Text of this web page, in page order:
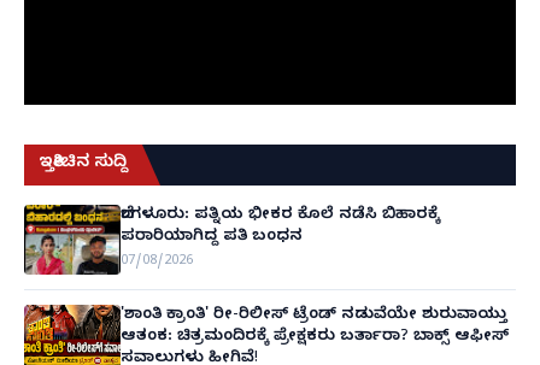
ಇತ್ತೀಚಿನ ಸುದ್ದಿ
ಬೆಂಗಳೂರು: ಪತ್ನಿಯ ಭೀಕರ ಕೊಲೆ ನಡೆಸಿ ಬಿಹಾರಕ್ಕೆ
ಪರಾರಿಯಾಗಿದ್ದ ಪತಿ ಬಂಧನ
07/08/2026
'ಶಾಂತಿ ಕ್ರಾಂತಿ' ರೀ-ರಿಲೀಸ್ ಟ್ರೆಂಡ್ ನಡುವೆಯೇ ಶುರುವಾಯ್ತು
ಆತಂಕ: ಚಿತ್ರಮಂದಿರಕ್ಕೆ ಪ್ರೇಕ್ಷಕರು ಬರ್ತಾರಾ? ಬಾಕ್ಸ್ ಆಫೀಸ್
ಸವಾಲುಗಳು ಹೀಗಿವೆ!